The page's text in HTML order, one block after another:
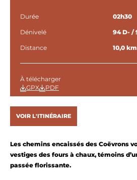
Les chemins encaissés des Coëvrons
vestiges des fours à chaux, témoins
passée florissante.
Durée 02h30
Dénivelé 94 D- /
Distance 10,0 km
À télécharger
GPX
PDF
VOIR L'ITINÉRAIRE